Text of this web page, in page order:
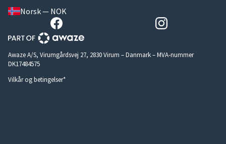
Norsk — NOK
Awaze A/S, Virumgårdsvej 27, 2830 Virum – Danmark – MVA-nummer
DK17484575
Vilkår og betingelser*